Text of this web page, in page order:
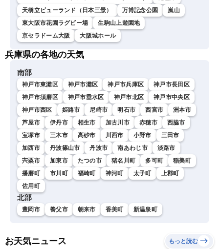
天橋立ビューランド（日本三景）
万博記念公園
嵐山
東大阪市花園ラグビー場
生駒山上遊園地
京セラドーム大阪
大阪城ホール
兵庫県の各地の天気
南部
神戸市東灘区 神戸市灘区 神戸市兵庫区
神戸市長田区
神戸市須磨区
神戸市垂水区 神戸市北区
神戸市中央区
神戸市西区
姫路市 尼崎市 明石市 西宮市
洲本市
芦屋市
伊丹市 相生市 加古川市 赤穂市
西脇市
宝塚市
三木市 高砂市 川西市 小野市
三田市
加西市
丹波篠山市 丹波市 南あわじ市
淡路市
宍粟市
加東市 たつの市 猪名川町 多可町
稲美町
播磨町
市川町 福崎町 神河町 太子町
上郡町
佐用町
北部
豊岡市 養父市 朝来市 香美町 新温泉町
お天気ニュース もっと読む